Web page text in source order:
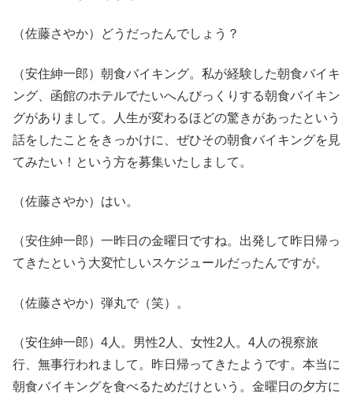
（佐藤さやか）どうだったんでしょう？
（安住紳一郎）朝食バイキング。私が経験した朝食バイキ
ング、函館のホテルでたいへんびっくりする朝食バイキン
グがありまして。人生が変わるほどの驚きがあったという
話をしたことをきっかけに、ぜひその朝食バイキングを見
てみたい！という方を募集いたしまして。
（佐藤さやか）はい。
（安住紳一郎）一昨日の金曜日ですね。出発して昨日帰っ
てきたという大変忙しいスケジュールだったんですが。
（佐藤さやか）弾丸で（笑）。
（安住紳一郎）4人。男性2人、女性2人。4人の視察旅
行、無事行われまして。昨日帰ってきたようです。本当に
朝食バイキングを食べるためだけという。金曜日の夕方に